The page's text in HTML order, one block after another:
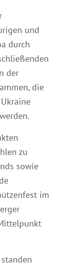
und
durch
der
die
zu
sowie
im